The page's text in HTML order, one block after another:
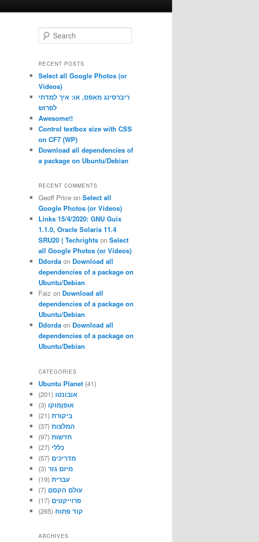
e
r
h
RECENT POSTS
Select all Google Photos (or
Videos)
ריברסינג מאפס, או: איך למדתי
לפרוש
Awesome!!
Control textbox size with CSS
on CF7 (WP)
Download all dependencies of
a package on Ubuntu/Debian
RECENT COMMENTS
Geoff Price on Select all
Google Photos (or Videos)
Links 15/4/2020: GNU Guix
1.1.0, Oracle Solaris 11.4
SRU20 | Techrights on Select
all Google Photos (or Videos)
Ddorda on Download all
dependencies of a package on
Ubuntu/Debian
Faiz on Download all
dependencies of a package on
Ubuntu/Debian
Ddorda on Download all
dependencies of a package on
Ubuntu/Debian
CATEGORIES
Ubuntu Planet (41)
אובונטו (201)
אופןמוקו (3)
ביקורת (21)
המלצות (37)
חדשות (97)
כללי (27)
מדריכים (57)
מיזם גזר (3)
עברית (19)
עולם הקסם (7)
פרוייקטים (17)
קוד פתוח (265)
ARCHIVES